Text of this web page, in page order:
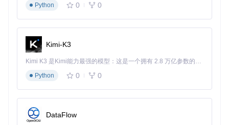
元数据管理层 ：通过标准化CSV文件记录资源属性与关系
传输服务层：提供高效的本地-云端数据迁移能力
存储适配层：支持多种远程存储服务的统一访问接口
2.2 核心组件交互流程
资源管理核心流程通过三个关键组件协同完成：
Wizard模块
：统筹资源准备、拓扑配置与容器启动
技术难点提示
迟往往存在权衡。AlpaSim通过本地缓存与云端同步相结合的
Python
0 0
Kimi-K3
Kimi K3 是Kimi能力最强的模型：这是一个拥有 2.8 万亿参数的混合专家（MoE）模型，具备原生视觉理解能力，并支持 100 万 token 的上下文窗口。
Python
0 0
DataFlow